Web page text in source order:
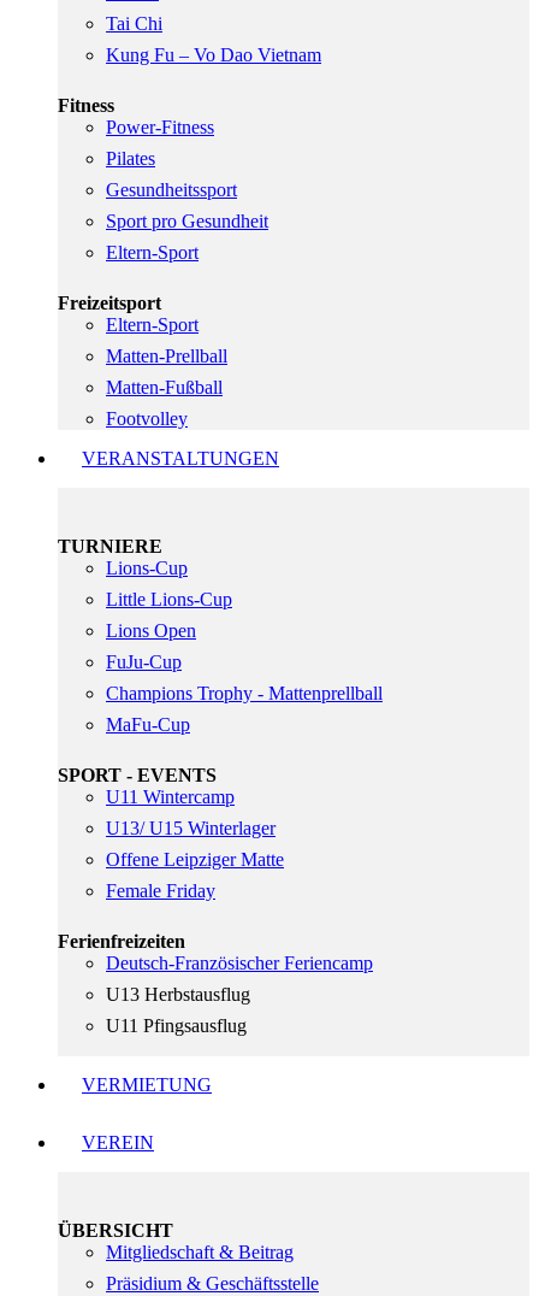
Tai Chi
Kung Fu – Vo Dao Vietnam
Fitness
Power-Fitness
Pilates
Gesundheitssport
Sport pro Gesundheit
Eltern-Sport
Freizeitsport
Eltern-Sport
Matten-Prellball
Matten-Fußball
Footvolley
VERANSTALTUNGEN
TURNIERE
Lions-Cup
Little Lions-Cup
Lions Open
FuJu-Cup
Champions Trophy - Mattenprellball
MaFu-Cup
SPORT - EVENTS
U11 Wintercamp
U13/ U15 Winterlager
Offene Leipziger Matte
Female Friday
Ferienfreizeiten
Deutsch-Französischer Feriencamp
U13 Herbstausflug
U11 Pfingsausflug
VERMIETUNG
VEREIN
ÜBERSICHT
Mitgliedschaft & Beitrag
Präsidium & Geschäftsstelle